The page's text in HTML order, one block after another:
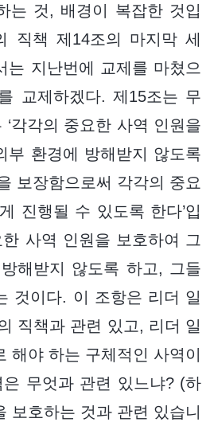
는 것, 배경이 복잡한 것입
직책 제14조의 마지막 세
는 지난번에 교제를 마쳤으
교제하겠다. 제15조는 무
각각의 중요한 사역 인원을
부 환경에 방해받지 않도록
보장함으로써 각각의 중요
진행될 수 있도록 한다’입
사역 인원을 보호하여 그
해받지 않도록 하고, 그들
것이다. 이 조항은 리더 일
직책과 관련 있고, 리더 일
해야 하는 구체적인 사역이
무엇과 관련 있느냐? (하
보호하는 것과 관련 있습니